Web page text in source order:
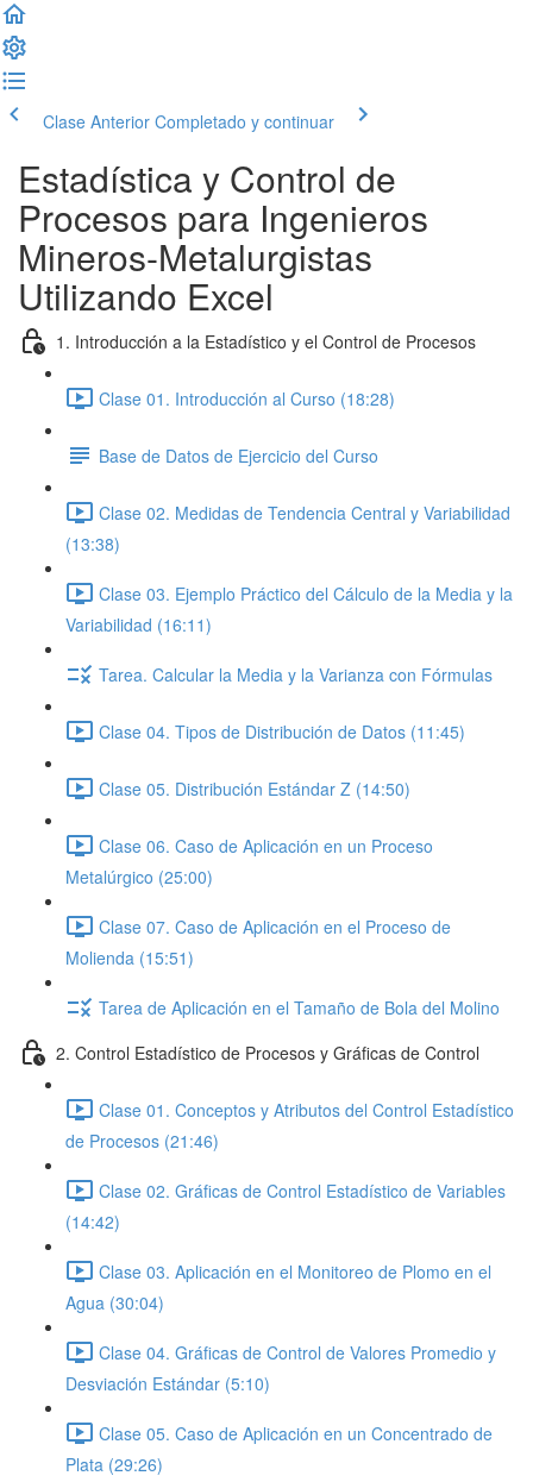
Clase Anterior Completado y continuar
Estadística y Control de
Procesos para Ingenieros
Mineros-Metalurgistas
Utilizando Excel
1. Introducción a la Estadístico y el Control de Procesos
Clase 01. Introducción al Curso (18:28)
Base de Datos de Ejercicio del Curso
Clase 02. Medidas de Tendencia Central y Variabilidad
(13:38)
Clase 03. Ejemplo Práctico del Cálculo de la Media y la
Variabilidad (16:11)
Tarea. Calcular la Media y la Varianza con Fórmulas
Clase 04. Tipos de Distribución de Datos (11:45)
Clase 05. Distribución Estándar Z (14:50)
Clase 06. Caso de Aplicación en un Proceso
Metalúrgico (25:00)
Clase 07. Caso de Aplicación en el Proceso de
Molienda (15:51)
Tarea de Aplicación en el Tamaño de Bola del Molino
2. Control Estadístico de Procesos y Gráficas de Control
Clase 01. Conceptos y Atributos del Control Estadístico
de Procesos (21:46)
Clase 02. Gráficas de Control Estadístico de Variables
(14:42)
Clase 03. Aplicación en el Monitoreo de Plomo en el
Agua (30:04)
Clase 04. Gráficas de Control de Valores Promedio y
Desviación Estándar (5:10)
Clase 05. Caso de Aplicación en un Concentrado de
Plata (29:26)